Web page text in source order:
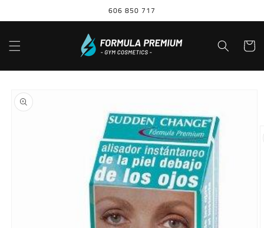
al contenido
606 850 717
Carrito
a la
información